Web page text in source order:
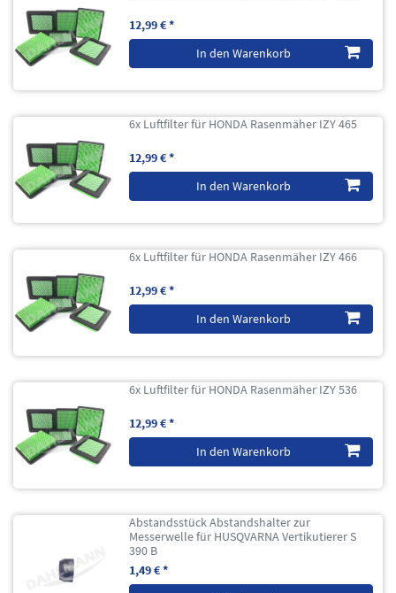
12,99 € *
In den Warenkorb
6x Luftfilter für HONDA Rasenmäher IZY 465
12,99 € *
In den Warenkorb
6x Luftfilter für HONDA Rasenmäher IZY 466
12,99 € *
In den Warenkorb
6x Luftfilter für HONDA Rasenmäher IZY 536
12,99 € *
In den Warenkorb
Abstandsstück Abstandshalter zur
Messerwelle für HUSQVARNA Vertikutierer S
390 B
1,49 € *